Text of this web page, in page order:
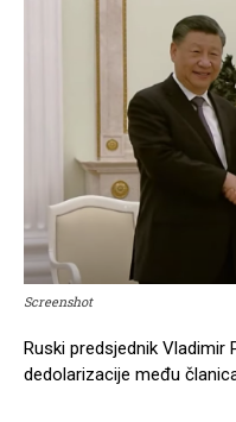
Screenshot
Ruski predsjednik Vladimir
dedolarizacije među